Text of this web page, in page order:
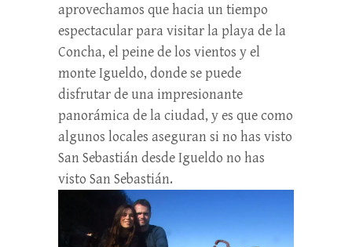
aprovechamos que hacia un tiempo
espectacular para visitar la playa de la
Concha, el peine de los vientos y el
monte Igueldo, donde se puede
disfrutar de una impresionante
panorámica de la ciudad, y es que como
algunos locales aseguran si no has visto
San Sebastián desde Igueldo no has
visto San Sebastián.